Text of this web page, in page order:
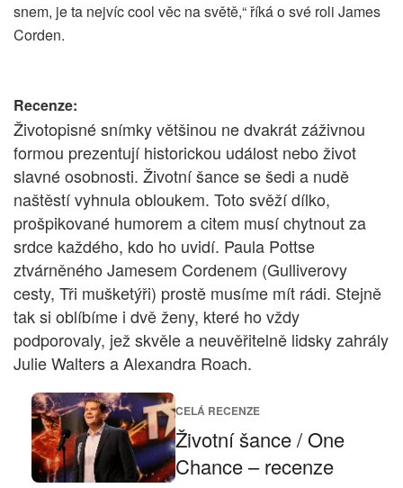
snem, je ta nejvíc cool věc na světě,“ říká o své roli James
Corden.
Recenze:
Životopisné snímky většinou ne dvakrát záživnou
formou prezentují historickou událost nebo život
slavné osobnosti. Životní šance se šedi a nudě
naštěstí vyhnula obloukem. Toto svěží dílko,
prošpikované humorem a citem musí chytnout za
srdce každého, kdo ho uvidí. Paula Pottse
ztvárněného Jamesem Cordenem (Gulliverovy
cesty, Tři mušketýři) prostě musíme mít rádi. Stejně
tak si oblíbíme i dvě ženy, které ho vždy
podporovaly, jež skvěle a neuvěřitelně lidsky zahrály
Julie Walters a Alexandra Roach.
CELÁ RECENZE
Životní šance / One
Chance – recenze